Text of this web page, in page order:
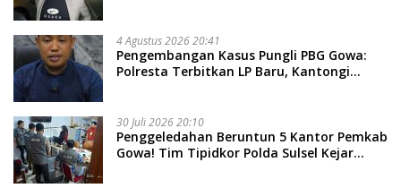
4 Agustus 2026 20:41
Pengembangan Kasus Pungli PBG Gowa:
Polresta Terbitkan LP Baru, Kantongi
30 Juli 2026 20:10
Penggeledahan Beruntun 5 Kantor Pemkab
Gowa! Tim Tipidkor Polda Sulsel Kejar